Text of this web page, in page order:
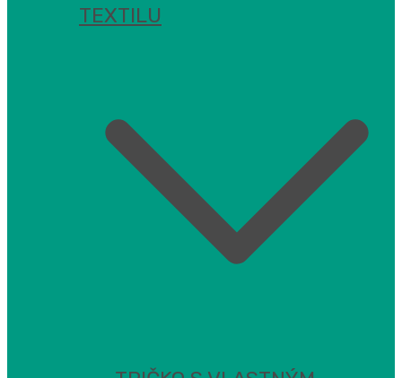
TEXTILU